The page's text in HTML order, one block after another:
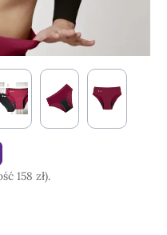
158 zł).